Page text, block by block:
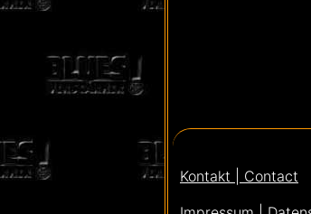
Kontakt | Contact